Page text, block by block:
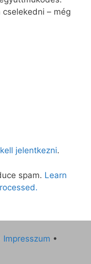
– még
jelentkezni.
spam. Learn
Impresszum •